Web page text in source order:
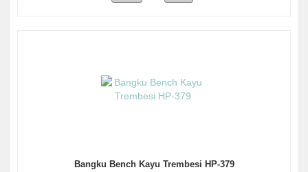
Bangku Bench Kayu Trembesi HP-379